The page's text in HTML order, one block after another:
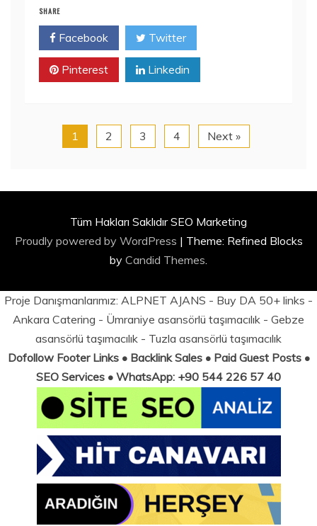
SHARE
Facebook Twitter
Pinterest Linkedin
1 2 3 4 Next »
Tüm Hakları Saklıdır SEO Marketing
Proudly powered by WordPress | Theme: Refined Blocks
by Candid Themes.
Proje Danışmanlarımız: ALPNET AJANS - Buy DA 50+ links -
Ankara Catering - Ümraniye asansörlü taşımacılık - Gebze
asansörlü taşımacılık - Tuzla asansörlü taşımacılık
Dofollow Footer Links • Backlink Sales • Paid Guest Posts •
SEO Services • WhatsApp: +90 544 226 57 40